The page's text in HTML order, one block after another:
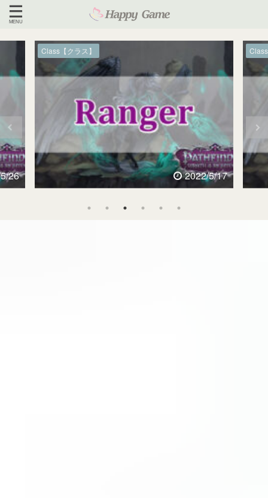
26
Class【クラス】
2022/5/17